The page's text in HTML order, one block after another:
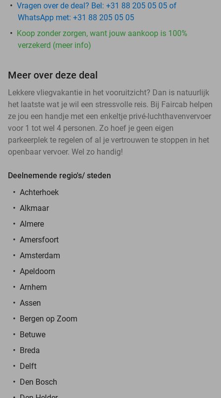
Vragen over de deal? Bel: +31 88 205 05 05 of
WhatsApp met: +31 88 205 05 05
Koop zonder zorgen, want jouw aankoop is 100%
verzekerd (meer info)
Meer over deze deal
Lekkere vliegvakantie in het vooruitzicht? Dan is natuurlijk
het laatste wat je wil een stressvolle reis. Bij Faircab helpen
ze jou een handje met een enkeltje privé-luchthavenvervoer
voor 1 tot wel 4 personen. Zo hoef je geen eigen
parkeerplek te regelen of al je vertrouwen te stoppen in het
openbaar vervoer. Wel zo handig!
Deelnemende regio's/ steden
Achterhoek
Alkmaar
Almere
Amersfoort
Amsterdam
Apeldoorn
Arnhem
Assen
Bergen op Zoom
Betuwe
Breda
Delft
Den Bosch